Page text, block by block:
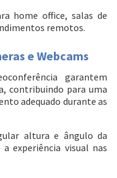
home office, salas de
remotos.
e Webcams
garantem
contribuindo para uma
adequado durante as
altura e ângulo da
experiência visual nas